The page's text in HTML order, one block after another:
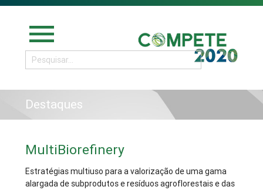
menu
Destaques
MultiBiorefinery
Estratégias multiuso para a valorização de uma gama
alargada de subprodutos e resíduos agroflorestais e das